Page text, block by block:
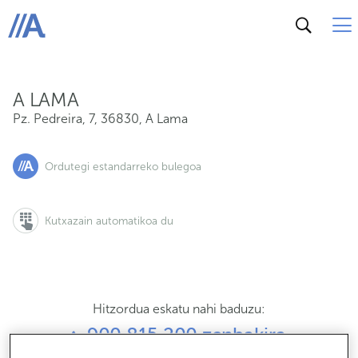
ABANCA
A LAMA
Pz. Pedreira, 7, 36830, A Lama
Ordutegi estandarreko bulegoa
Kutxazain automatikoa du
Hitzordua eskatu nahi baduzu:
900 815 200 zenbakira
Pz. Pedreira, 7, 36830, A Lama